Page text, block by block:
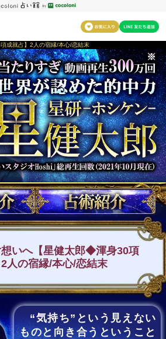
成就占】2人の宿縁/本心/恋結末
いへ【星健太郎◆渾身30項
人の宿縁/本心/恋結末
“気持ち”という見えない
ものと向き合うということ